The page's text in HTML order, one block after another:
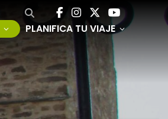
PLANIFICA TU VIAJE